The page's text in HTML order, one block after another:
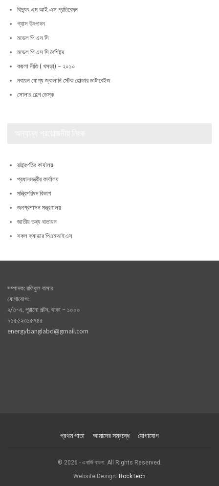
বিদ্যুৎ এম আই এস প্রতিবেদন
গ্যাস উৎপাদন
মডেল পি এস সি
মডেল পি এস সি বৈশিষ্ট্য
কয়লা নীতি ( খসড়া) – ২০১০
নবায়ন যোগ্য জ্বালানি স্টেক হোল্ডার ডাটাবেইজ
সোলার হেল্প ডেস্ক
রাষ্ট্রপতির কার্যালয়
প্রধানমন্ত্রীর কার্যালয়
মন্ত্রিপরিষদ বিভাগ
জনপ্রশাসন মন্ত্রণালয়
জাতীয় তথ্য বাতায়ন
সকল ক্যাডার পিএমআইএস
সম্পাদক: রফিকুল বাসার
যোগাযোগ:
২/৩-এ, পূরানো পল্টন, থাকা – ১০০০
০১৫৫২৩১৫৭৪৫
energybanglabd@gmail.com
প্রথম পাতা আমাদের সম্বন্ধে যোগাযোগ
© 2026 - এনার্জি বাংলা. All Rights Reserved.
Website Design: RockTech